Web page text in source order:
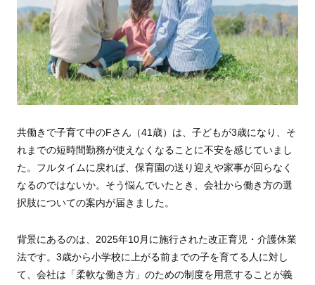
共働きで子育て中のFさん（41歳）は、子どもが3歳になり、そ
れまでの短時間勤務が使えなくなることに不安を感じていまし
た。フルタイムに戻れば、保育園の送り迎えや家事が回らなく
なるのではないか。そう悩んでいたとき、会社から働き方の選
択肢についての案内が届きました。
背景にあるのは、2025年10月に施行された改正育児・介護休業
法です。3歳から小学校に上がる前までの子を育てる人に対し
て、会社は「柔軟な働き方」のための制度を用意することが義